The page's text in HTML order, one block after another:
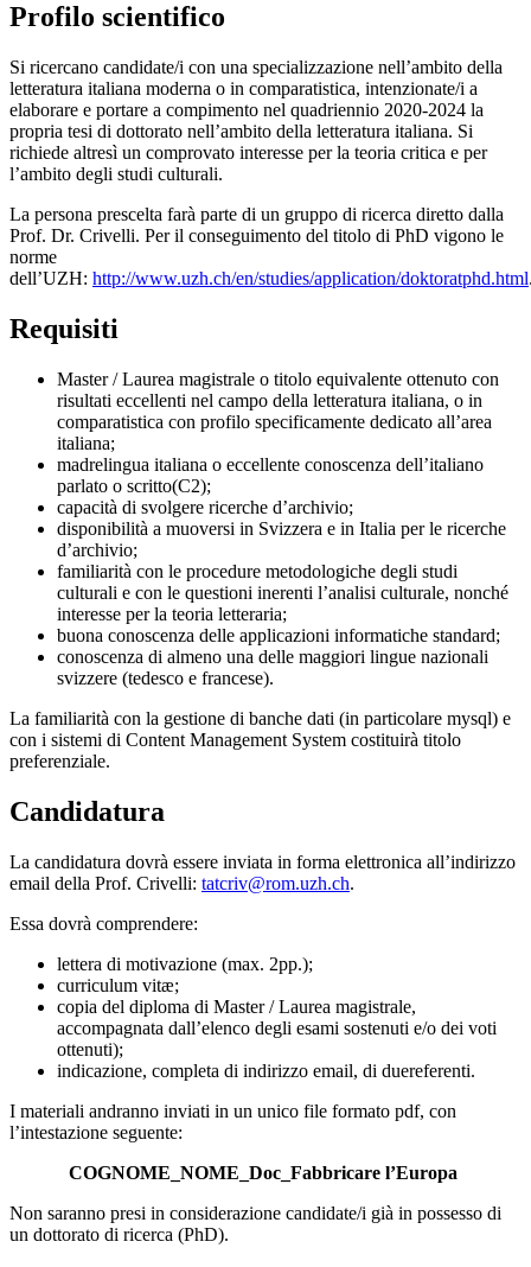
Profilo scientifico
Si ricercano candidate/i con una specializzazione nell’ambito della
letteratura italiana moderna o in comparatistica, intenzionate/i a
elaborare e portare a compimento nel quadriennio 2020-2024 la
propria tesi di dottorato nell’ambito della letteratura italiana. Si
richiede altresì un comprovato interesse per la teoria critica e per
l’ambito degli studi culturali.
La persona prescelta farà parte di un gruppo di ricerca diretto dalla
Prof. Dr. Crivelli. Per il conseguimento del titolo di PhD vigono le
norme
dell’UZH: http://www.uzh.ch/en/studies/application/doktoratphd.html
Requisiti
Master / Laurea magistrale o titolo equivalente ottenuto con
risultati eccellenti nel campo della letteratura italiana, o in
comparatistica con profilo specificamente dedicato all’area
italiana;
madrelingua italiana o eccellente conoscenza dell’italiano
parlato o scritto(C2);
capacità di svolgere ricerche d’archivio;
disponibilità a muoversi in Svizzera e in Italia per le ricerche
d’archivio;
familiarità con le procedure metodologiche degli studi
culturali e con le questioni inerenti l’analisi culturale, nonché
interesse per la teoria letteraria;
buona conoscenza delle applicazioni informatiche standard;
conoscenza di almeno una delle maggiori lingue nazionali
svizzere (tedesco e francese).
La familiarità con la gestione di banche dati (in particolare mysql) e
con i sistemi di Content Management System costituirà titolo
preferenziale.
Candidatura
La candidatura dovrà essere inviata in forma elettronica all’indirizzo
email della Prof. Crivelli: tatcriv@rom.uzh.ch.
Essa dovrà comprendere:
lettera di motivazione (max. 2pp.);
curriculum vitæ;
copia del diploma di Master / Laurea magistrale,
accompagnata dall’elenco degli esami sostenuti e/o dei voti
ottenuti);
indicazione, completa di indirizzo email, di duereferenti.
I materiali andranno inviati in un unico file formato pdf, con
l’intestazione seguente:
COGNOME_NOME_Doc_Fabbricare l’Europa
Non saranno presi in considerazione candidate/i già in possesso di
un dottorato di ricerca (PhD).